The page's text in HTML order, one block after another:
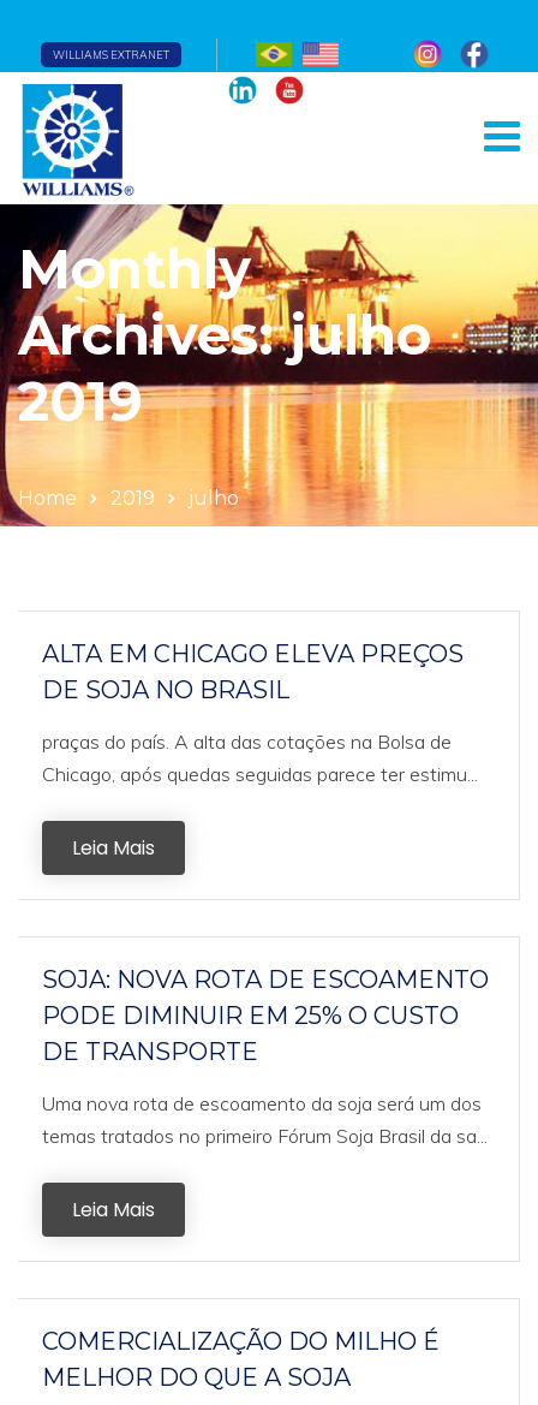
WILLIAMS EXTRANET
Monthly
Archives: julho
2019
Home 2019 julho
ALTA EM CHICAGO ELEVA PREÇOS
DE SOJA NO BRASIL
praças do país. A alta das cotações na Bolsa de
Chicago, após quedas seguidas parece ter estimu...
Leia Mais
SOJA: NOVA ROTA DE ESCOAMENTO
PODE DIMINUIR EM 25% O CUSTO
DE TRANSPORTE
Uma nova rota de escoamento da soja será um dos
temas tratados no primeiro Fórum Soja Brasil da sa...
Leia Mais
COMERCIALIZAÇÃO DO MILHO É
MELHOR DO QUE A SOJA